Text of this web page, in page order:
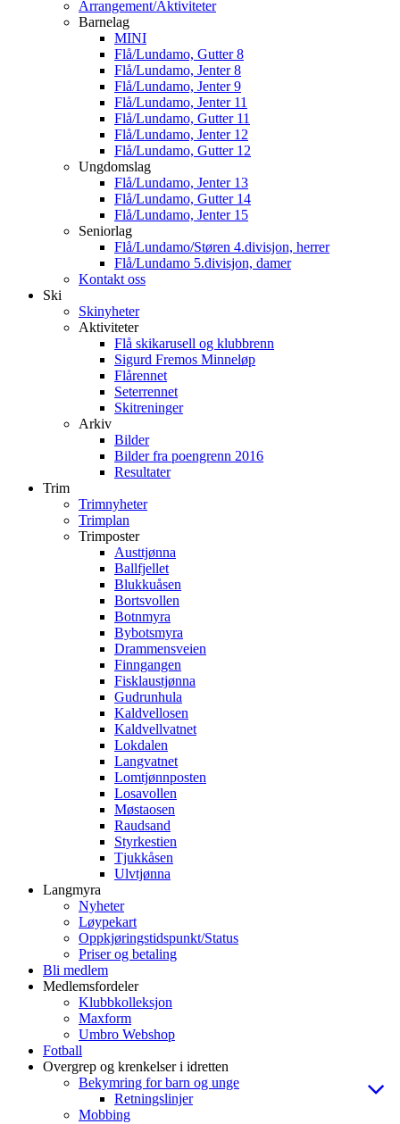
Arrangement/Aktiviteter
Barnelag
MINI
Flå/Lundamo, Gutter 8
Flå/Lundamo, Jenter 8
Flå/Lundamo, Jenter 9
Flå/Lundamo, Jenter 11
Flå/Lundamo, Gutter 11
Flå/Lundamo, Jenter 12
Flå/Lundamo, Gutter 12
Ungdomslag
Flå/Lundamo, Jenter 13
Flå/Lundamo, Gutter 14
Flå/Lundamo, Jenter 15
Seniorlag
Flå/Lundamo/Støren 4.divisjon, herrer
Flå/Lundamo 5.divisjon, damer
Kontakt oss
Ski
Skinyheter
Aktiviteter
Flå skikarusell og klubbrenn
Sigurd Fremos Minneløp
Flårennet
Seterrennet
Skitreninger
Arkiv
Bilder
Bilder fra poengrenn 2016
Resultater
Trim
Trimnyheter
Trimplan
Trimposter
Austtjønna
Ballfjellet
Blukkuåsen
Bortsvollen
Botnmyra
Bybotsmyra
Drammensveien
Finngangen
Fisklaustjønna
Gudrunhula
Kaldvellosen
Kaldvellvatnet
Lokdalen
Langvatnet
Lomtjønnposten
Losavollen
Møstaosen
Raudsand
Styrkestien
Tjukkåsen
Ulvtjønna
Langmyra
Nyheter
Løypekart
Oppkjøringstidspunkt/Status
Priser og betaling
Bli medlem
Medlemsfordeler
Klubbkolleksjon
Maxform
Umbro Webshop
Fotball
Overgrep og krenkelser i idretten
Bekymring for barn og unge
Retningslinjer
Mobbing